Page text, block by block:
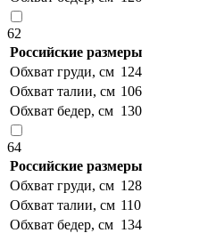
62
Российские размеры
Обхват груди, см 124
Обхват талии, см 106
Обхват бедер, см 130
64
Российские размеры
Обхват груди, см 128
Обхват талии, см 110
Обхват бедер, см 134